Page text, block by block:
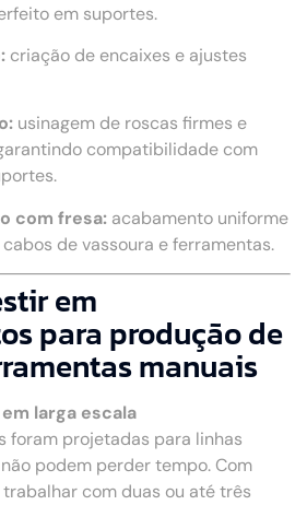
em suportes.
criação de encaixes e ajustes
usinagem de roscas firmes e
compatibilidade com
com fresa: acabamento uniforme
de vassoura e ferramentas.
em
para produção de
manuais
larga escala
foram projetadas para linhas
podem perder tempo. Com
com duas ou até três